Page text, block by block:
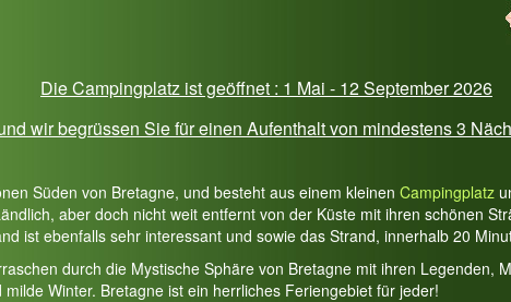
Die Campingplatz ist geöffnet : 1 Mai - 12 September 2026
wir begrüssen Sie für einen Aufenthalt von mindestens 3
Süden von Bretagne, und besteht aus einem kleinen Campingplatz
aber doch nicht weit entfernt von der Küste mit ihren schönen
ist ebenfalls sehr interessant und sowie das Strand, innerhalb 20
durch die Mystische Sphäre von Bretagne mit ihren Legenden,
Winter. Bretagne ist ein herrliches Feriengebiet für jeder!